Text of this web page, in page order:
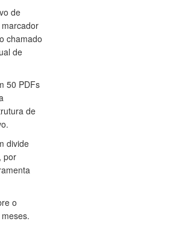
de
chamado
de
50 PDFs
de
divide
por
o